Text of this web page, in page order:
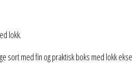
lokk.
sort med fin og praktisk boks med lokk